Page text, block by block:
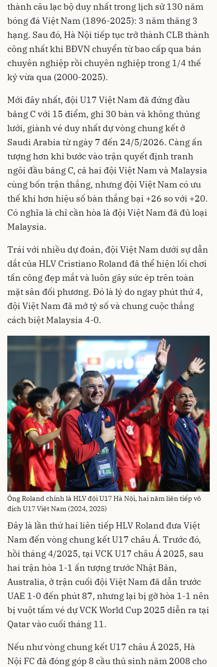
thành câu lạc bộ duy nhất trong lịch sử 130 năm
bóng đá Việt Nam (1896-2025): 3 năm thăng 3
hạng. Sau đó, Hà Nội tiếp tục trở thành CLB thành
công nhất khi BĐVN chuyển từ bao cấp qua bán
chuyên nghiệp rồi chuyên nghiệp trong 1/4 thế
kỷ vừa qua (2000-2025).
Mới đây nhất, đội U17 Việt Nam đã đứng đầu
bảng C với 15 điểm, ghi 30 bàn và không thủng
lưới, giành vé duy nhất dự vòng chung kết ở
Saudi Arabia từ ngày 7 đến 24/5/2026. Càng ấn
tượng hơn khi bước vào trận quyết định tranh
ngôi đầu bảng C, cả hai đội Việt Nam và Malaysia
cùng bốn trận thắng, nhưng đội Việt Nam có ưu
thế khi hơn hiệu số bàn thắng bại +26 so với +20.
Có nghĩa là chỉ cần hòa là đội Việt Nam đã đủ loại
Malaysia.
Trái với nhiều dự đoán, đội Việt Nam dưới sự dẫn
dắt của HLV Cristiano Roland đã thể hiện lối chơi
tấn công đẹp mắt và luôn gây sức ép trên toàn
mặt sân đối phương. Đó là lý do ngay phút thứ 4,
đội Việt Nam đã mở tỷ số và chung cuộc thắng
cách biệt Malaysia 4-0.
Ông Roland chính là HLV đội U17 Hà Nội, hai năm liên tiếp vô
địch U17 Việt Nam (2024, 2025)
Đây là lần thứ hai liên tiếp HLV Roland đưa Việt
Nam đến vòng chung kết U17 châu Á. Trước đó,
hồi tháng 4/2025, tại VCK U17 châu Á 2025, sau
hai trận hòa 1-1 ấn tượng trước Nhật Bản,
Australia, ở trận cuối đội Việt Nam đã dẫn trước
UAE 1-0 đến phút 87, nhưng lại bị gỡ hòa 1-1 nên
bị vuột tấm vé dự VCK World Cup 2025 diễn ra tại
Qatar vào cuối tháng 11.
Nếu như vòng chung kết U17 châu Á 2025, Hà
Nội FC đã đóng góp 8 cầu thủ sinh năm 2008 cho